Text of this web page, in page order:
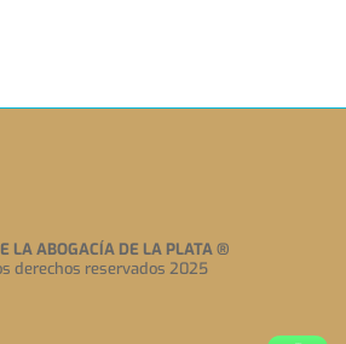
LA ABOGACÍA DE LA PLATA®
derechos reservados 2025